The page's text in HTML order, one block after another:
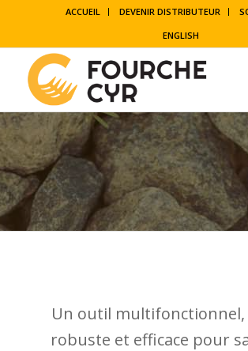
ACCUEIL DEVENIR DISTRIBUTEUR
ENGLISH
Un outil multifonctionnel,
robuste et efficace pour